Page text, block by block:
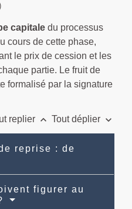
capitale du processus
cours de cette phase,
le prix de cession et les
partie. Le fruit de
formalisé par la signature
replier keyboard_arrow_up Tout déplier keyboard_arrow_down
reprise : de
figurer au